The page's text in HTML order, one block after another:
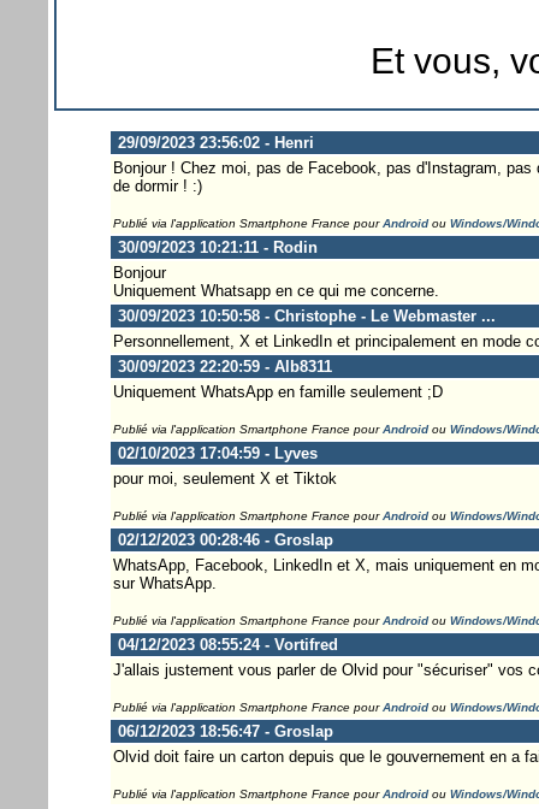
Et vous,
29/09/2023 23:56:02 - Henri
Bonjour ! Chez moi, pas de Facebook, pas d'Instagram,
de dormir ! :)
Publié via l'application Smartphone France pourAndroidou Windows/
30/09/2023 10:21:11 - Rodin
Bonjour
Uniquement Whatsapp en ce qui me concerne.
30/09/2023 10:50:58 - Christophe - Le Webmaster ...
Personnellement, X et LinkedIn et principalement en mode
30/09/2023 22:20:59 - Alb8311
Uniquement WhatsApp en famille seulement ;D
Publié via l'application Smartphone France pourAndroidou Windows/
02/10/2023 17:04:59 - Lyves
pour moi, seulement X et Tiktok
Publié via l'application Smartphone France pourAndroidou Windows/
02/12/2023 00:28:46 - Groslap
WhatsApp, Facebook, LinkedIn et X, mais uniquement en
sur WhatsApp.
Publié via l'application Smartphone France pourAndroidou Windows/
04/12/2023 08:55:24 - Vortifred
J'allais justement vous parler de Olvid pour "sécuriser" vos
Publié via l'application Smartphone France pourAndroidou Windows/
06/12/2023 18:56:47 - Groslap
Olvid doit faire un carton depuis que le gouvernement en a
Publié via l'application Smartphone France pourAndroidou Windows/